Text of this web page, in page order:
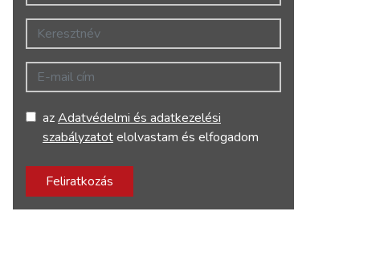
Keresztnév
E-mail cím
azAdatvédelmi és adatkezelési
szabályzatotelolvastam és elfogadom
Feliratkozás